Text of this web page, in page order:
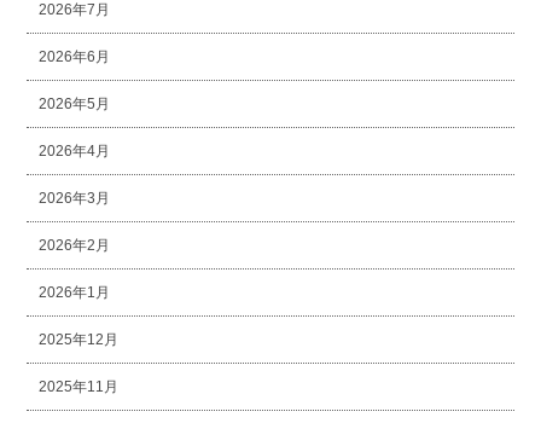
2026年7月
2026年6月
2026年5月
2026年4月
2026年3月
2026年2月
2026年1月
2025年12月
2025年11月